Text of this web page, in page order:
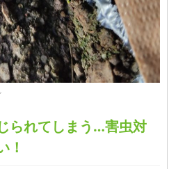
られてしまう…害虫対
！